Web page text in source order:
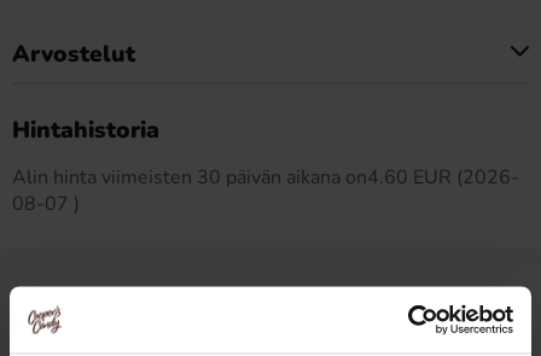
Arvostelut
Hintahistoria
Alin hinta viimeisten 30 päivän aikana on4.60 EUR (2026-
08-07 )